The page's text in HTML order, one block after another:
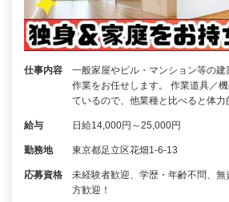
仕事内容
一般家屋やビル・マンション等の
作業をお任せします。 作業道具／
ているので、他業種と比べると体
給与 日給14,000円～25,000円
勤務地 東京都足立区花畑1-6-13
応募資格
未経験者歓迎、学歴・年齢不問、
方歓迎！